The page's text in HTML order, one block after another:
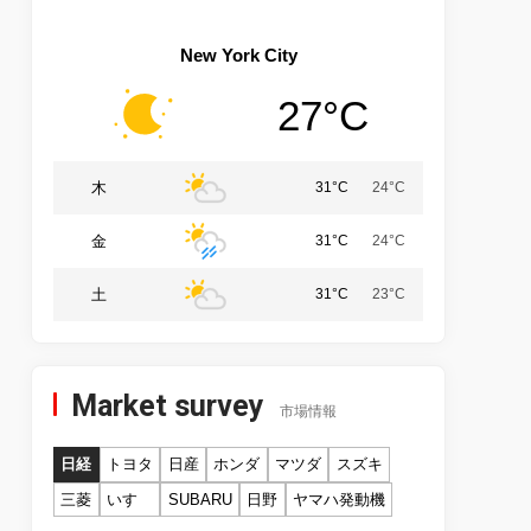
New York City
27°C
木 31°C 24°C
金 31°C 24°C
土 31°C 23°C
Market survey 市場情報
日経 トヨタ 日産 ホンダ マツダ
スズキ
三菱
いすゞ SUBARU 日野 ヤマハ発動機